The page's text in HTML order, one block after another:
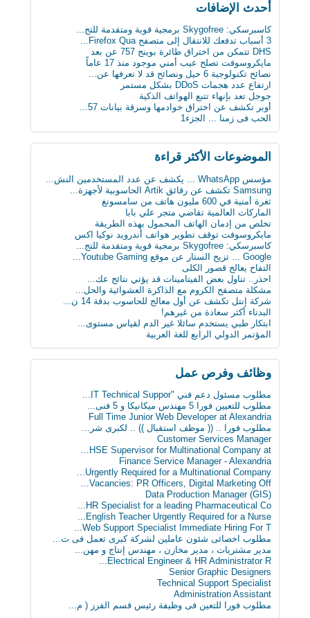
أحدث اﻹضافات
كاسبرسكي: Skygofree برمجية قوية ومتقدمة للتج...
3 أسباب تدفعك للانتقال إلى متصفح Firefox Qua...
DHS تتمكن من اختراق طائرة بوينج 757 عن بعد
مايكروسوفت تصلح عيب أمني موجود منذ 17 عاماً
نصائح تكنولوجية 6 حيل ونصائح قد لا تعرفها عن...
ارتفاع عدد هجمات DDoS بشكل مستمر
جوجل تعد بإنهاء تتبع الهواتف الذكية
أوبر تكشف عن اختراق خوادمها وسرقة بيانات 57...
الحب فى زمنا ... الجزء1
الثلج يشكل خطرا على حياة الرجل
لماذا يجب على الحوامل تجنب تناول الجبنة الطري...
بعد 3 عقود عدد الروبوتات سيفوق تعداد البشر بن...
أول ساعة ذكية للمكفوفين.. تحسس الرسائل على ال...
كيف تعطّل تحديث فيس بوك الذي أزعج الجميع؟
دراسة : كيلو عسل النحل يمنح طاقة تعادل 3 آلاف...
سن الأربعين لم يعد يمثل عائقا للزواج والإنجاب...
ثورة في عالم الطب: حبوب مبتكرة تنقل البيانات...
علماء يابانيون يكشفون الرابط بين قلة النوم وا...
دماغك قد يقتلك بسبب السكر
8 حيل ذكية تجعل حياتك أسهل
« ميادين المدن التاريخية ودورها في تأصيل الهو...
ابتكار طبي يستخدم سائلا غير الدم لقياس مستوى...
دراسة: المأكولات البحرية تطيل العمر
البدناء أكثر سعادة من غيرهم!
الموضوعات اﻷكثر قراءة
مؤسس WhatsApp ... يكشف عن عدد المستخدمين النش...
Samsung تكشف عن رقائق Artik الحاسوبية لأجهزة...
ثغرة أمنية في 600 مليون هاتف من سامسونغ
الماركات العالمية تقاضي متجر علي بابا
تخلص من إدمان الهاتف المحمول بهذه الطريقة
مايكروسوفت توقف تطوير هواتف أندرويد نوكيا اكس
كاسبرسكي: Skygofree برمجية قوية ومتقدمة للتج...
Google ... تزيح الستار عن موقع Youtube Gaming...
التفاح يعالج قصور الكلى
احذر.. تناول بعض الفيتامينات قد يؤتي نتائج عك...
مشكلة متصفح الكروم مع الذاكرة العشوائية والحل...
شركة إنتل تكشف عن أول معالج للحاسوب بدقة 14 ن...
البدناء أكثر سعادة من غيرهم!
ابتكار طبي يستخدم سائلا غير الدم لقياس مستوى...
المؤتمر الدولي الرابع للغة العربية
وظائف وفرص عمل
مطلوب مسئول دعم فني "IT Technical Suppor...
مطلوب للتعيين فورا 5 مهندس ميكانيكا و 5 فنى...
Full Time Junior Web Developer at Alexandria
مطلوب‬ فورا .. (( موظف استقبال )) .. لكبرى شر...
Customer Services Manager
HSE Supervisor for Multinational Company at...
Finance Service Manager - Alexandria
Urgently Required for a Multinational Company...
Vacancies: PR Officers, Digital Marketing Off...
Data Production Manager (GIS)
HR Specialist for a leading Pharmaceutical Co...
English Teacher Urgently Required for a Nurse...
Web Support Specialist Immediate Hiring For T...
مطلوب اخصائى شئون عاملين لشركة كبرى تعمل فى ت...
مدير مشتريات ، مدير مخازن ، مهندس إنتاج و مهن...
Electrical Engineer & HR Administrator R...
Senior Graphic Designers
Technical Support Specialist
Administration Assistant
مطلوب فورا للتعين فى وظيفة رئيس قسم الفرز ( م...